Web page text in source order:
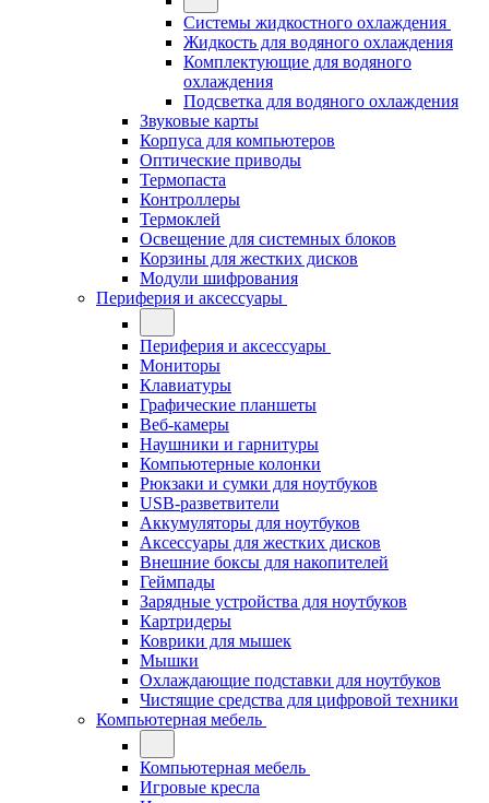
Системы жидкостного охлаждения
Жидкость для водяного охлаждения
Комплектующие для водяного
охлаждения
Подсветка для водяного охлаждения
Звуковые карты
Корпуса для компьютеров
Оптические приводы
Термопаста
Контроллеры
Термоклей
Освещение для системных блоков
Корзины для жестких дисков
Модули шифрования
Периферия и аксессуары
Периферия и аксессуары
Мониторы
Клавиатуры
Графические планшеты
Веб-камеры
Наушники и гарнитуры
Компьютерные колонки
Рюкзаки и сумки для ноутбуков
USB-разветвители
Аккумуляторы для ноутбуков
Аксессуары для жестких дисков
Внешние боксы для накопителей
Геймпады
Зарядные устройства для ноутбуков
Картридеры
Коврики для мышек
Мышки
Охлаждающие подставки для ноутбуков
Чистящие средства для цифровой техники
Компьютерная мебель
Компьютерная мебель
Игровые кресла